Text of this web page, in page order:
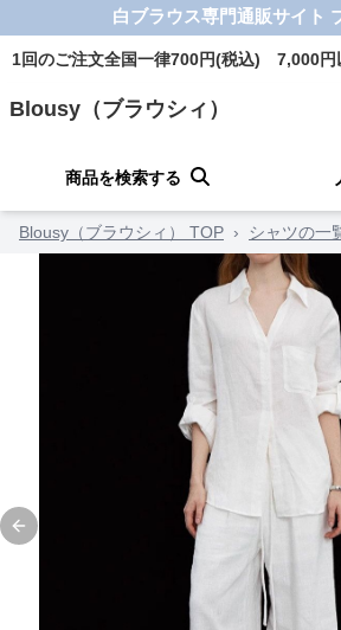
白ブラウス専門通販サイト
1回のご注文全国一律700円(税込) 7,000円
Blousy（ブラウシィ）
商品を検索する
Blousy（ブラウシィ） TOP › シャツの一
Previous slide